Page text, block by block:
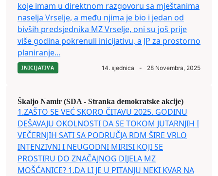
koje imam u direktnom razgovoru sa mještanima
naselja Vrselje, a među njima je bio i jedan od
bivših predsjednika MZ Vrselje, oni su još prije
više godina pokrenuli inicijativu, a JP za prostorno
planiranje...
INICIJATIVA 14. sjednica - 28 Novembra, 2025
Škaljo Namir (SDA - Stranka demokratske akcije)
1.ZAŠTO SE VEĆ SKORO ČITAVU 2025. GODINU
DEŠAVAJU OKOLNOSTI DA SE TOKOM JUTARNJIH I
VEČERNJIH SATI SA PODRUČJA RDM ŠIRE VRLO
INTENZIVNI I NEUGODNI MIRISI KOJI SE
PROSTIRU DO ZNAČAJNOG DIJELA MZ
MOŠĆANICE? 1.DA LI JE U PITANJU NEKI KVAR NA